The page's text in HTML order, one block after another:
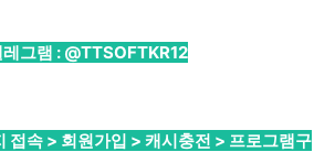
레그램 : @TTSOFTKR12
접속 > 회원가입 > 캐시충전 > 프로그램구